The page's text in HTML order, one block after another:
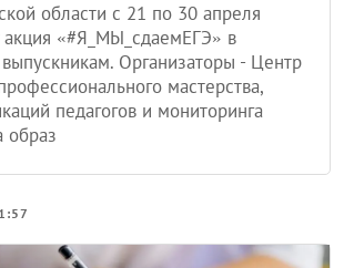
области с 21 по 30 апреля
акция «#Я_МЫ_сдаемЕГЭ» в
Организаторы - Центр
мастерства,
педагогов и мониторинга
образ